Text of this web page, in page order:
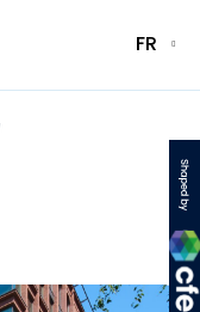
CFE
FR